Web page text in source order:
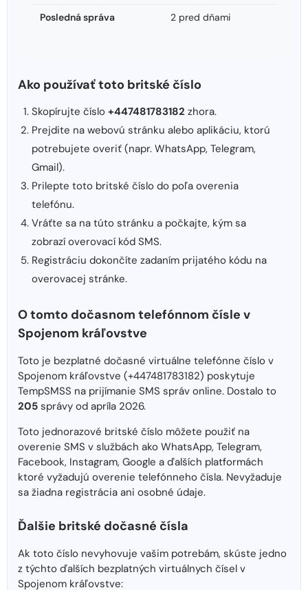
Posledná správa 2 pred dňami
Ako používať toto britské číslo
Skopírujte číslo +447481783182 zhora.
Prejdite na webovú stránku alebo aplikáciu, ktorú
potrebujete overiť (napr. WhatsApp, Telegram,
Gmail).
Prilepte toto britské číslo do poľa overenia
telefónu.
Vráťte sa na túto stránku a počkajte, kým sa
zobrazí overovací kód SMS.
Registráciu dokončíte zadaním prijatého kódu na
overovacej stránke.
O tomto dočasnom telefónnom čísle v
Spojenom kráľovstve
Toto je bezplatné dočasné virtuálne telefónne číslo v
Spojenom kráľovstve (+447481783182) poskytuje
TempSMSS na prijímanie SMS správ online. Dostalo to
205 správy od apríla 2026.
Toto jednorazové britské číslo môžete použiť na
overenie SMS v službách ako WhatsApp, Telegram,
Facebook, Instagram, Google a ďalších platformách
ktoré vyžadujú overenie telefónneho čísla. Nevyžaduje
sa žiadna registrácia ani osobné údaje.
Ďalšie britské dočasné čísla
Ak toto číslo nevyhovuje vašim potrebám, skúste jedno
z týchto ďalších bezplatných virtuálnych čísel v
Spojenom kráľovstve: